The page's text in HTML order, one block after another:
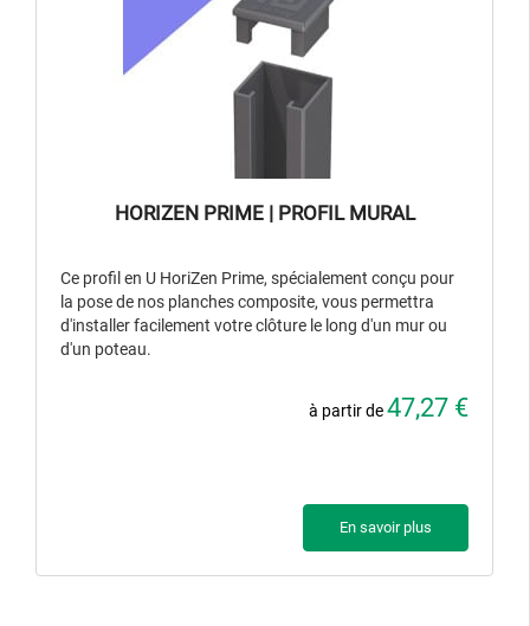
HORIZEN PRIME | PROFIL MURAL
Ce profil en U HoriZen Prime, spécialement conçu pour
la pose de nos planches composite, vous permettra
d'installer facilement votre clôture le long d'un mur ou
d'un poteau.
à partir de47,27 €
En savoir plus